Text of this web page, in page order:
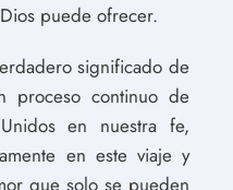
puede ofrecer.
significado de
proceso continuo de
en nuestra fe,
en este viaje y
que solo se pueden